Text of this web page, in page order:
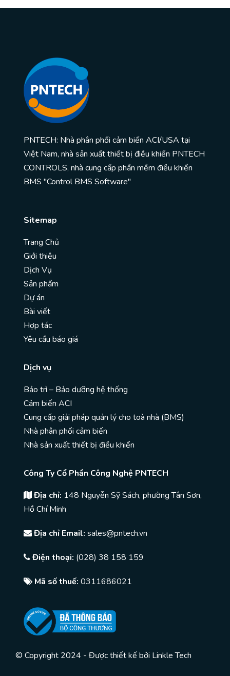
PNTECH: Nhà phân phối cảm biến ACI/USA tại
Việt Nam, nhà sản xuất thiết bị điều khiển PNTECH
CONTROLS, nhà cung cấp phần mềm điều khiển
BMS "Control BMS Software"
Sitemap
Trang Chủ
Giới thiệu
Dịch Vụ
Sản phẩm
Dự án
Bài viết
Hợp tác
Yêu cầu báo giá
Dịch vụ
Bảo trì – Bảo dưỡng hệ thống
Cảm biến ACI
Cung cấp giải pháp quản lý cho toà nhà (BMS)
Nhà phân phối cảm biến
Nhà sản xuất thiết bị điều khiển
Công Ty Cổ Phần Công Nghệ PNTECH
Địa chỉ: 148 Nguyễn Sỹ Sách, phường Tân Sơn,
Hồ Chí Minh
Địa chỉ Email: sales@pntech.vn
Điện thoại: (028) 38 158 159
Mã số thuế: 0311686021
© Copyright 2024 - Được thiết kế bởi Linkle Tech